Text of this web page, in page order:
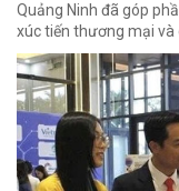
Quảng Ninh đã góp
xúc tiến thương mại và